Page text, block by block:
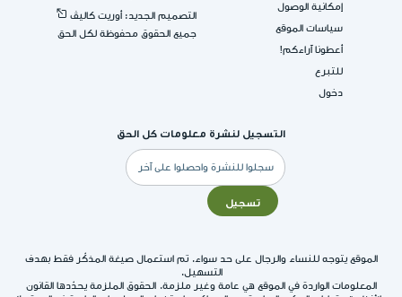
إمكانية الوصول
سياسات الموقع
أعطونا آراءكم!
للتبرع
دخول
التصميم الجديد: أوريت كاليڤ
جميع الحقوق محفوظة لكل الحق
التسجيل لنشرة معلومات كل الحق
البريد
الإلكتروني
تسجيل
الموقع يتوجه للنساء والرجال على حد سواء. تم استعمال صيغة المذكّر فقط بهدف
التسهيل.
المعلومات الواردة في الموقع هي عامة وغير ملزمة. الحقوق الملزمة يحدّدها القانون